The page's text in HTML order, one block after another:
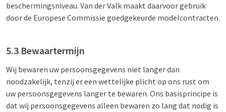
beschermingsniveau. Van der Valk maakt daarvoor gebruik
door de Europese Commissie goedgekeurde modelcontracten.
5.3 Bewaartermijn
Wij bewaren uw persoonsgegevens niet langer dan
noodzakelijk, tenzij er een wettelijke plicht op ons rust om
uw persoonsgegevens langer te bewaren. Ons basisprincipe is
dat wij persoonsgegevens alleen bewaren zo lang dat nodig is